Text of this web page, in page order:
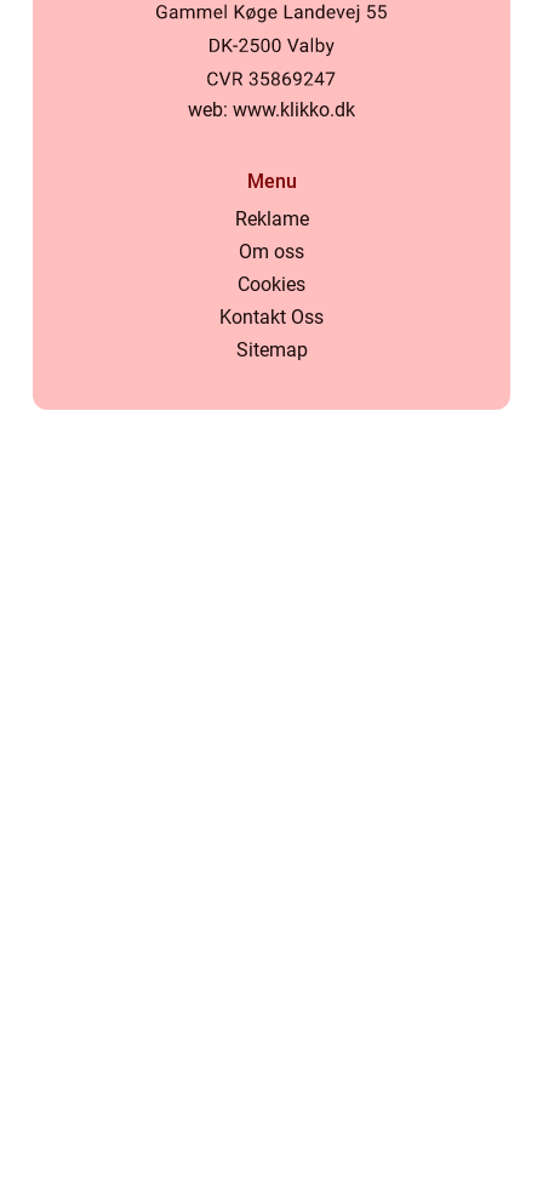
web: www.klikko.dk
Menu
Reklame
Om oss
Cookies
Kontakt Oss
Sitemap